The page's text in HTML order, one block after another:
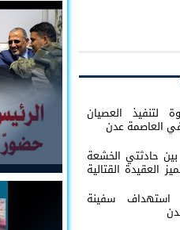
لتنفيذ العصيان
العاصمة عدن
حادثتي الخشعة
العقيدة القتالية
استهداف سفينة